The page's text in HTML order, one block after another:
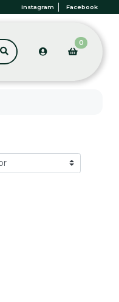
Instagram Facebook
0